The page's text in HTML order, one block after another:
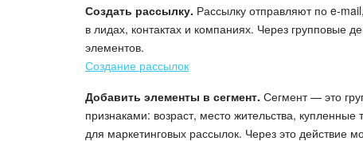
Создать рассылку. Рассылку отправляют по e-
в лидах, контактах и компаниях. Через групповые
элементов.
Создание рассылок
Добавить элементы в сегмент. Сегмент — это
признаками: возраст, место жительства,
для маркетинговых рассылок. Через это действие